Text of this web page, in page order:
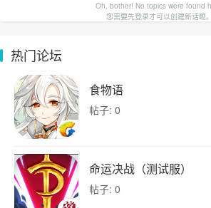
Oh, bother! No topics were found
您需要先登录才可以创建新话题。
热门论坛
食物语
帖子: 0
命运决战（测试服）
帖子: 0